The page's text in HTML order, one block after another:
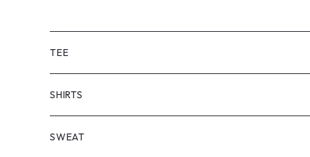
TEE
SHORT SLEEVE
LONG SLEEVE
SHIRTS
SHORT SLEEVE
SWEAT